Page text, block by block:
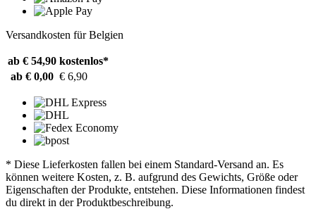
Versandkosten für Belgien
ab € 54,90 kostenlos*
ab € 0,00 € 6,90
* Diese Lieferkosten fallen bei einem Standard-Versand an. Es
können weitere Kosten, z. B. aufgrund des Gewichts, Größe oder
Eigenschaften der Produkte, entstehen. Diese Informationen findest
du direkt in der Produktbeschreibung.